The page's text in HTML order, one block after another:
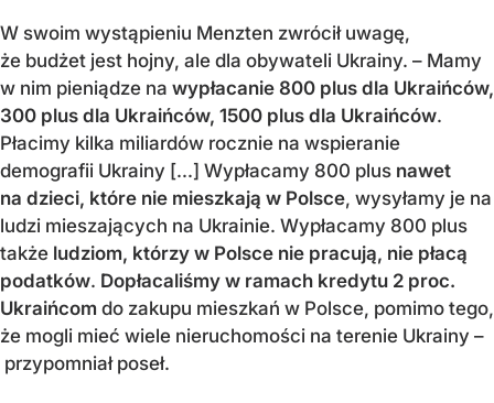
W swoim wystąpieniu Menzten zwrócił uwagę,
że budżet jest hojny, ale dla obywateli Ukrainy. – Mamy
w nim pieniądze na wypłacanie 800 plus dla Ukraińców,
300 plus dla Ukraińców, 1500 plus dla Ukraińców.
Płacimy kilka miliardów rocznie na wspieranie
demografii Ukrainy [...] Wypłacamy 800 plus nawet
na dzieci, które nie mieszkają w Polsce, wysyłamy je na
ludzi mieszających na Ukrainie. Wypłacamy 800 plus
także ludziom, którzy w Polsce nie pracują, nie płacą
podatków. Dopłacaliśmy w ramach kredytu 2 proc.
Ukraińcom do zakupu mieszkań w Polsce, pomimo tego,
że mogli mieć wiele nieruchomości na terenie Ukrainy –
przypomniał poseł.